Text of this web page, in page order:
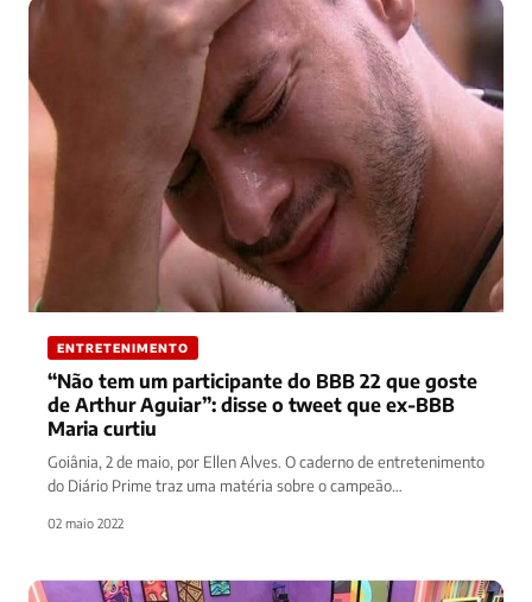
ENTRETENIMENTO
“Não tem um participante do BBB 22 que goste
de Arthur Aguiar”: disse o tweet que ex-BBB
Maria curtiu
Goiânia, 2 de maio, por Ellen Alves. O caderno de entretenimento
do Diário Prime traz uma matéria sobre o campeão…
02 maio 2022